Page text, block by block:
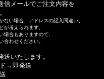
メールでご注文内容を
場合、アドレスの記入間違い、
考えられます。
合もありますので、
わせください。
いたします。
→即発送